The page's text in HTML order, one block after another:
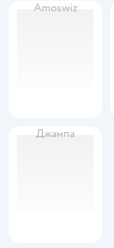
Amoswiz
Джампа